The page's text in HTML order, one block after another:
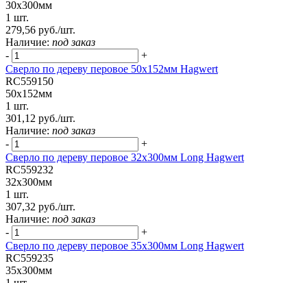
30х300мм
1 шт.
279,56 руб./шт.
Наличие: под заказ
-
+
Сверло по дереву перовое 50х152мм Hagwert
RC559150
50х152мм
1 шт.
301,12 руб./шт.
Наличие: под заказ
-
+
Сверло по дереву перовое 32х300мм Long Hagwert
RC559232
32х300мм
1 шт.
307,32 руб./шт.
Наличие: под заказ
-
+
Сверло по дереву перовое 35х300мм Long Hagwert
RC559235
35х300мм